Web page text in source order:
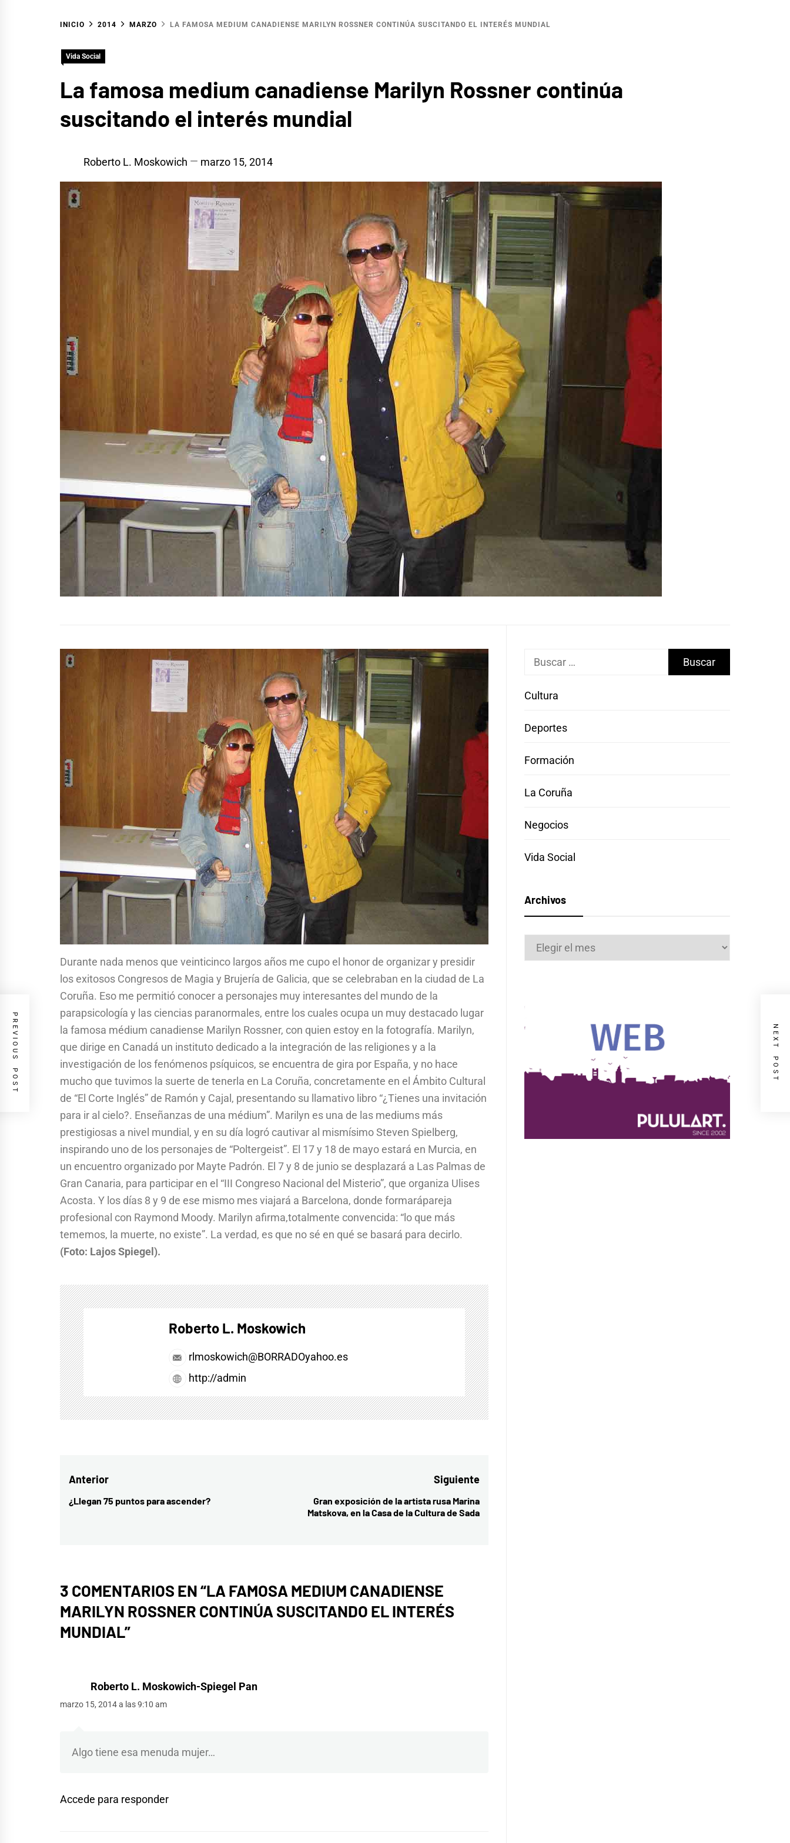
INICIO 2014 MARZO LA FAMOSA MEDIUM CANADIENSE MARILYN ROSSNER CONTINÚA SUSCITANDO EL INTERÉS MUNDIAL
Vida Social
La famosa medium canadiense Marilyn Rossner continúa
suscitando el interés mundial
Roberto L. Moskowich marzo 15, 2014
Durante nada menos que veinticinco largos años me cupo el honor de organizar y presidir
los exitosos Congresos de Magia y Brujería de Galicia, que se celebraban en la ciudad de La
Coruña. Eso me permitió conocer a personajes muy interesantes del mundo de la
parapsicología y las ciencias paranormales, entre los cuales ocupa un muy destacado lugar
la famosa médium canadiense Marilyn Rossner, con quien estoy en la fotografía. Marilyn,
que dirige en Canadá un instituto dedicado a la integración de las religiones y a la
investigación de los fenómenos psíquicos, se encuentra de gira por España, y no hace
mucho que tuvimos la suerte de tenerla en La Coruña, concretamente en el Ámbito Cultural
de “El Corte Inglés” de Ramón y Cajal, presentando su llamativo libro “¿Tienes una invitación
para ir al cielo?. Enseñanzas de una médium”. Marilyn es una de las mediums más
prestigiosas a nivel mundial, y en su día logró cautivar al mismísimo Steven Spielberg,
inspirando uno de los personajes de “Poltergeist”. El 17 y 18 de mayo estará en Murcia, en
un encuentro organizado por Mayte Padrón. El 7 y 8 de junio se desplazará a Las Palmas de
Gran Canaria, para participar en el “III Congreso Nacional del Misterio”, que organiza Ulises
Acosta. Y los días 8 y 9 de ese mismo mes viajará a Barcelona, donde formarápareja
profesional con Raymond Moody. Marilyn afirma,totalmente convencida: “lo que más
tememos, la muerte, no existe”. La verdad, es que no sé en qué se basará para decirlo.
(Foto: Lajos Spiegel).
Roberto L. Moskowich
rlmoskowich@BORRADOyahoo.es
http://admin
Navegación
de
Anterior
Entrada
¿Llegan 75 puntos para ascender?
Siguiente
Entrada
siguiente:
Gran exposición de la artista rusa Marina
Matskova, en la Casa de la Cultura de Sada
PREVIOUS POST NEXT POST
3 COMENTARIOS EN “LA FAMOSA MEDIUM CANADIENSE
MARILYN ROSSNER CONTINÚA SUSCITANDO EL INTERÉS
MUNDIAL”
Roberto L. Moskowich-Spiegel Pan
marzo 15, 2014 a las 9:10 am
Algo tiene esa menuda mujer…
Accede para responder
Buscar:
Cultura
Deportes
Formación
La Coruña
Negocios
Vida Social
Archivos
Archivos